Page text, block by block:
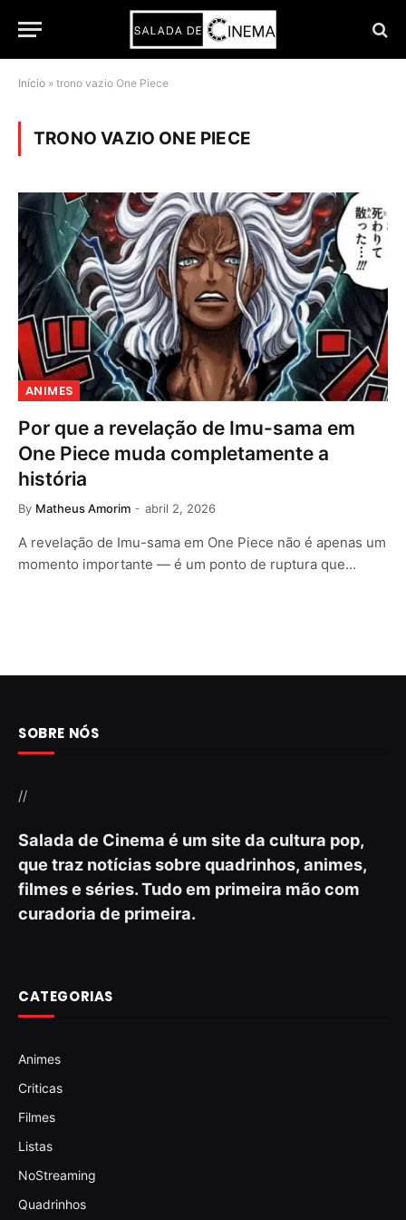
Início » trono vazio One Piece
TRONO VAZIO ONE PIECE
ANIMES
Por que a revelação de Imu-sama em
One Piece muda completamente a
história
By Matheus Amorim abril 2, 2026
A revelação de Imu-sama em One Piece não é apenas um
momento importante — é um ponto de ruptura que…
SOBRE NÓS
//
Salada de Cinema é um site da cultura pop,
que traz notícias sobre quadrinhos, animes,
filmes e séries. Tudo em primeira mão com
curadoria de primeira.
CATEGORIAS
Animes
Criticas
Filmes
Listas
NoStreaming
Quadrinhos